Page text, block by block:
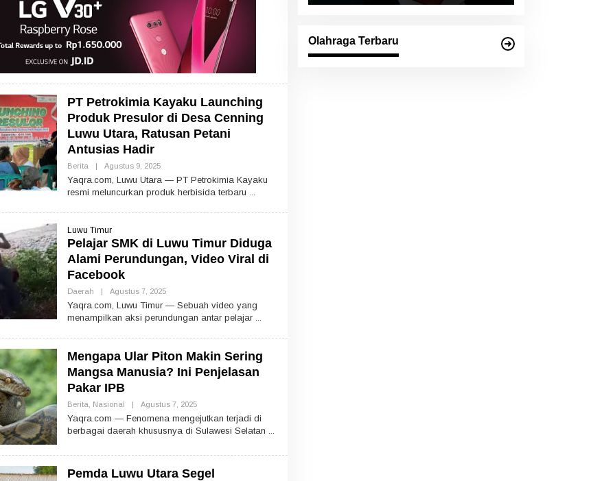
PT Petrokimia Kayaku Launching
Produk Presulor di Desa Cenning
Luwu Utara, Ratusan Petani
Antusias Hadir
Berita | Agustus 9, 2025O
E
H
Yaqra.com, Luwu Utara — PT Petrokimia Kayaku
resmi meluncurkan produk herbisida terbaru
Luwu Timur
Pelajar SMK di Luwu Timur Diduga
Alami Perundungan, Video Viral di
Facebook
Daerah | Agustus 7, 2025O
H
Yaqra.com, Luwu Timur — Sebuah video yang
menampilkan aksi perundungan antar pelajar
Mengapa Ular Piton Makin Sering
Mangsa Manusia? Ini Penjelasan
Pakar IPB
Berita Nasional | Agustus 7, 2025O
E
H
Yaqra.com — Fenomena mengejutkan terjadi di
berbagai daerah khususnya di Sulawesi Selatan
Pemda Luwu Utara Segel
Olahraga Terbaru